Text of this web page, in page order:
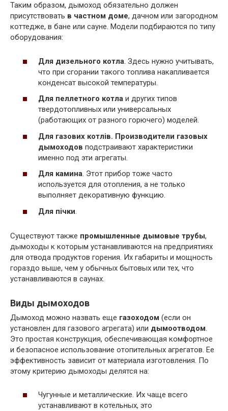
Таким образом, дымоход обязательно должен
присутствовать в частном доме, дачном или загородном
коттедже, в бане или сауне. Модели подбираются по типу
оборудования:
Для дизельного котла. Здесь нужно учитывать,
что при сгорании такого топлива накапливается
конденсат высокой температуры.
Для пеллетного котла и других типов
твердотопливных или универсальных
(работающих от разного горючего) моделей.
Для газових котлів. Производители газовых
дымоходов подстраивают характеристики
именно под эти агрегаты.
Для камина. Этот прибор тоже часто
используется для отопления, а не только
выполняет декоративную функцию.
Для пічки.
Существуют также промышленные дымовые трубы,
дымоходы к которым устанавливаются на предприятиях
для отвода продуктов горения. Их габариты и мощность
гораздо выше, чем у обычных бытовых или тех, что
устанавливаются в саунах.
Виды дымоходов
Дымоход можно назвать еще газоходом (если он
установлен для газового агрегата) или дымоотводом.
Это простая конструкция, обеспечивающая комфортное
и безопасное использование отопительных агрегатов. Ее
эффективность зависит от материала изготовления. По
этому критерию дымоходы делятся на:
Чугунные и металлические. Их чаще всего
устанавливают в котельных, это